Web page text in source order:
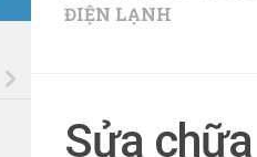
ĐIỆN LẠNH
Sửa